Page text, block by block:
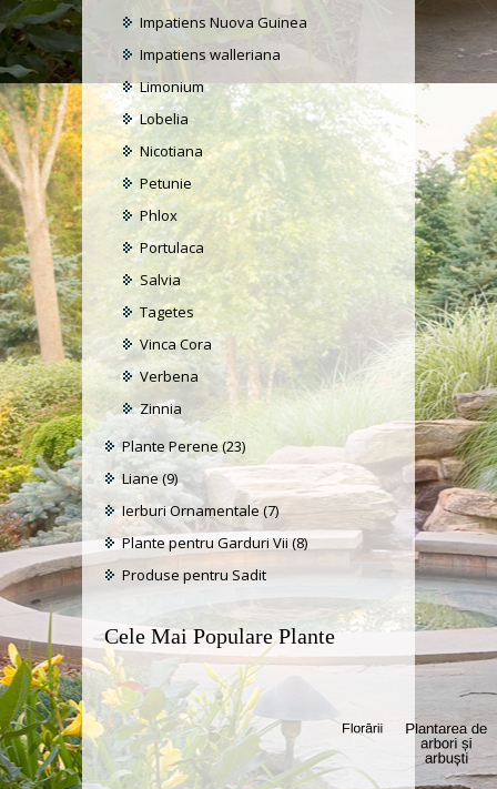
Impatiens Nuova Guinea
Impatiens walleriana
Limonium
Lobelia
Nicotiana
Petunie
Phlox
Portulaca
Salvia
Tagetes
Vinca Cora
Verbena
Zinnia
Plante Perene(23)
Liane(9)
Ierburi Ornamentale (7)
Plante pentru Garduri Vii(8)
Produse pentru Sadit
Cele Mai Populare Plante